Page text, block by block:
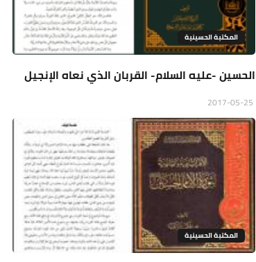
المكتبة الحسينية
الحسين -علیه السلام- القربان الذي نعاه الإنجيل
المكتبة الحسينية